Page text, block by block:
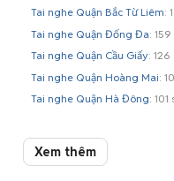
Tai nghe Quận Bắc Từ Liêm:
Tai nghe Quận Đống Đa:
Tai nghe Quận Cầu Giấy: 126
Tai nghe Quận Hoàng Mai:
Tai nghe Quận Hà Đông: 101
Top 5 thương hiệu có nhiều tin
Tai nghe Khác Hà Nội
Xem thêm